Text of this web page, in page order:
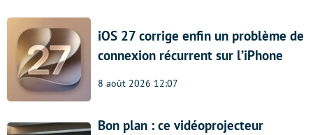
iOS 27 corrige enfin un problème de
connexion récurrent sur l’iPhone
8 août 2026 12:07
Bon plan : ce vidéoprojecteur